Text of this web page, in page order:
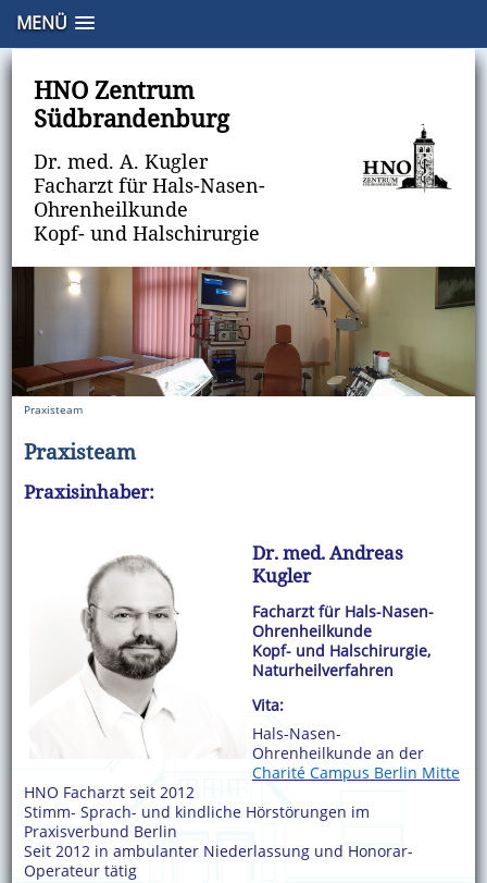
MENÜ
Praxisteam
Praxisteam
Praxisinhaber:
Dr. med. Andreas
Kugler
Facharzt für Hals-Nasen-
Ohrenheilkunde
Kopf- und Halschirurgie,
Naturheilverfahren
Vita:
Hals-Nasen-
Ohrenheilkunde an der
Charité Campus Berlin Mitte
HNO Facharzt seit 2012
Stimm- Sprach- und kindliche Hörstörungen im
Praxisverbund Berlin
Seit 2012 in ambulanter Niederlassung und Honorar-
Operateur tätig
HNO Zentrum
Südbrandenburg
Dr. med. A. Kugler
Facharzt für Hals-Nasen-
Ohrenheilkunde
Kopf- und Halschirurgie